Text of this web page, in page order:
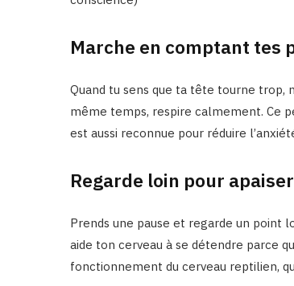
Marche en comptant tes
Quand tu sens que ta tête tourne trop,
même temps, respire calmement. Ce
est aussi reconnue pour réduire
Regarde loin pour
Prends une pause et regarde un point
aide ton cerveau à se détendre parce
fonctionnement du cerveau reptilien,